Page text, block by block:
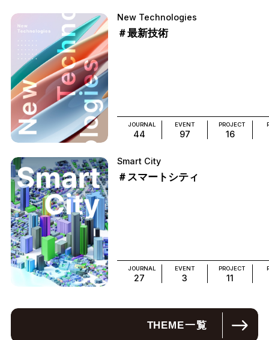
New Technologies
＃最新技術
JOURNAL
44
EVENT
97
PROJECT
16
Smart City
＃スマートシティ
JOURNAL
27
EVENT
3
PROJECT
11
THEME一覧